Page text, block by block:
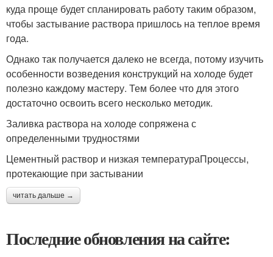
куда проще будет спланировать работу таким образом,
чтобы застывание раствора пришлось на теплое время
года.
Однако так получается далеко не всегда, потому изучить
особенности возведения конструкций на холоде будет
полезно каждому мастеру. Тем более что для этого
достаточно освоить всего несколько методик.
Заливка раствора на холоде сопряжена с
определенными трудностями
Цементный раствор и низкая температураПроцессы,
протекающие при застывании
читать дальше →
Последние обновления на сайте: